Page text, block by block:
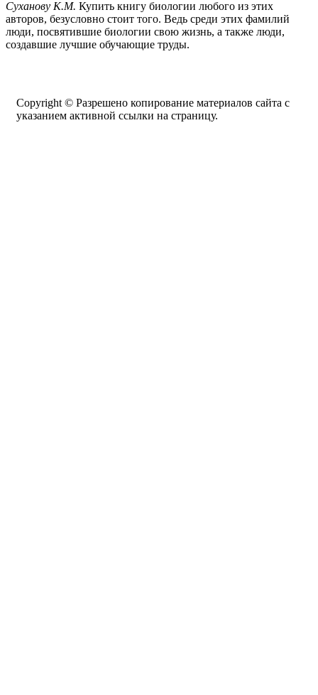
Суханову К.М. Купить книгу биологии любого из этих
авторов, безусловно стоит того. Ведь среди этих фамилий
люди, посвятившие биологии свою жизнь, а также люди,
создавшие лучшие обучающие труды.
Copyright © Разрешено копирование материалов сайта с
указанием активной ссылки на страницу.